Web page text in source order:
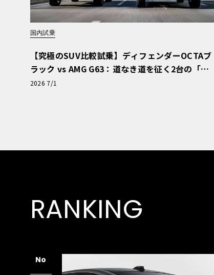
国内試乗
【究極のSUV比較試乗】ディフェンダーOCTAブ
ラック vs AMG G63：道なき道を征く2台の「対
極的アプローチ」
2026 7/1
RANKING
No